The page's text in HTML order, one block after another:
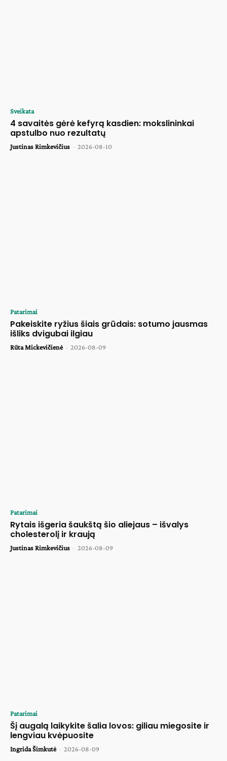
Sveikata
4 savaitės gėrė kefyrą kasdien: mokslininkai
apstulbo nuo rezultatų
Justinas Rimkevičius - 2026-08-10
Patarimai
Pakeiskite ryžius šiais grūdais: sotumo jausmas
išliks dvigubai ilgiau
Rūta Mickevičienė - 2026-08-09
Patarimai
Rytais išgeria šaukštą šio aliejaus – išvalys
cholesterolį ir kraują
Justinas Rimkevičius - 2026-08-09
Patarimai
Šį augalą laikykite šalia lovos: giliau miegosite ir
lengviau kvėpuosite
Ingrida Šimkutė - 2026-08-09